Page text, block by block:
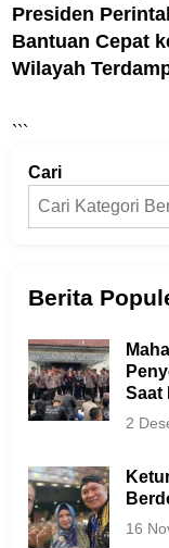
Presiden
Bantuan Cepat
Wilayah
```
Cari
Berita
Saat
2
16